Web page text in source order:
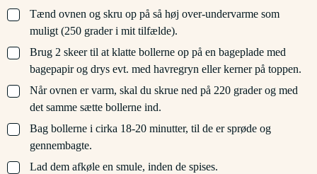
▢
Tænd ovnen og skru op på så høj over-undervarme som
muligt (250 grader i mit tilfælde).
▢
Brug 2 skeer til at klatte bollerne op på en bageplade med
bagepapir og drys evt. med havregryn eller kerner på toppen.
▢
Når ovnen er varm, skal du skrue ned på 220 grader og med
det samme sætte bollerne ind.
▢
Bag bollerne i cirka 18-20 minutter, til de er sprøde og
gennembagte.
▢
Lad dem afkøle en smule, inden de spises.